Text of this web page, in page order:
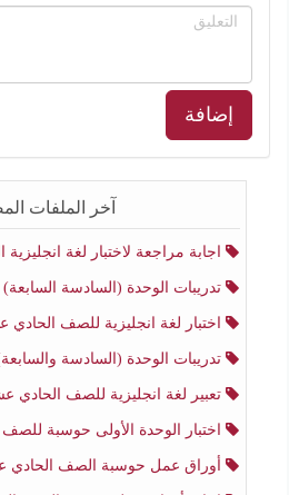
إضافة
آخر الملفات
اجابة مراجعة لاختبار لغة انجليزية الصف
تدريبات الوحدة (السادسة السابعة) لغة انجليزية الصف
اختبار لغة انجليزية للصف الحادي عشر
تدريبات الوحدة (السادسة والسابعة) لغة انجليزية
تعبير لغة انجليزية للصف الحادي عشر
اختبار الوحدة الأولى حوسبة للصف الحادي
أوراق عمل حوسبة الصف الحادي عشر